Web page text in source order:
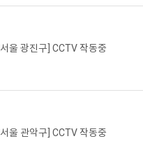
[서울 광진구] CCTV 작동중
[서울 관악구] CCTV 작동중